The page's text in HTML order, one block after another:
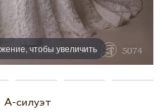
чтобы увеличить
А-силуэт